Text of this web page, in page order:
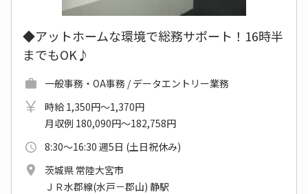
◆アットホームな環境で総務サポート！16時半
までもOK♪
一般事務・OA事務 / データエントリー業務
時給 1,350円～1,370円
月収例 180,090円～182,758円
8:30～16:30 週5日 (土日祝休み)
茨城県 常陸大宮市
ＪＲ水郡線(水戸－郡山) 静駅